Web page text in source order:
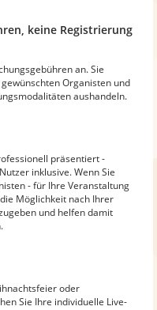
keine Registrierung
an. Sie
Organisten und
aushandeln.
präsentiert -
inklusive. Wenn Sie
- für Ihre Veranstaltung
Möglichkeit nach Ihrer
und helfen damit
oder
Sie Ihre individuelle Live-